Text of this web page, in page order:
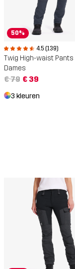
50%
4.5 (139)
Twig High-waist Pants
Dames
€ 79 € 39
3 kleuren